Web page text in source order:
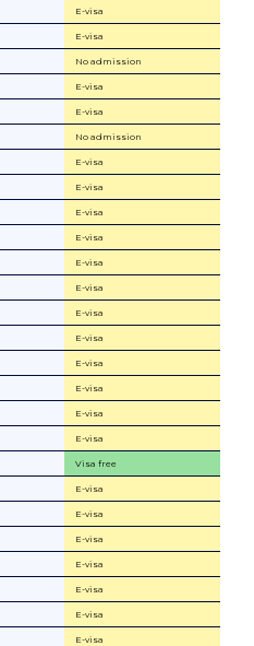
E-visa
E-visa
No admission
E-visa
E-visa
No admission
E-visa
E-visa
E-visa
E-visa
E-visa
E-visa
E-visa
E-visa
E-visa
E-visa
E-visa
E-visa
Visa free
E-visa
E-visa
E-visa
E-visa
E-visa
E-visa
E-visa